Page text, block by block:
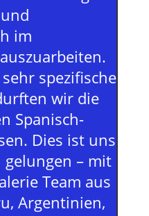
im
spezifische
wir die
Spanisch-
Dies ist uns
– mit
Team aus
Argentinien,